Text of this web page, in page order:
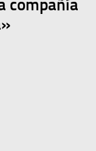
compañía